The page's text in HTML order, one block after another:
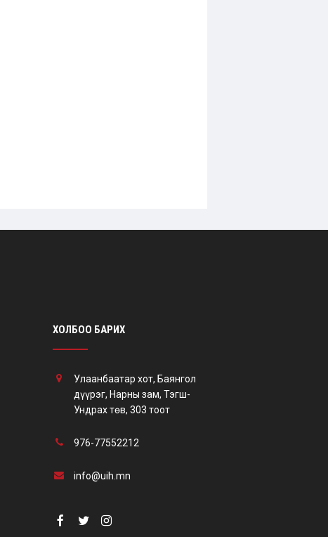
ХОЛБОО БАРИХ
Улаанбаатар хот, Баянгол
дүүрэг, Нарны зам, Тэгш-
Ундрах төв, 303 тоот
976-77552212
info@uih.mn